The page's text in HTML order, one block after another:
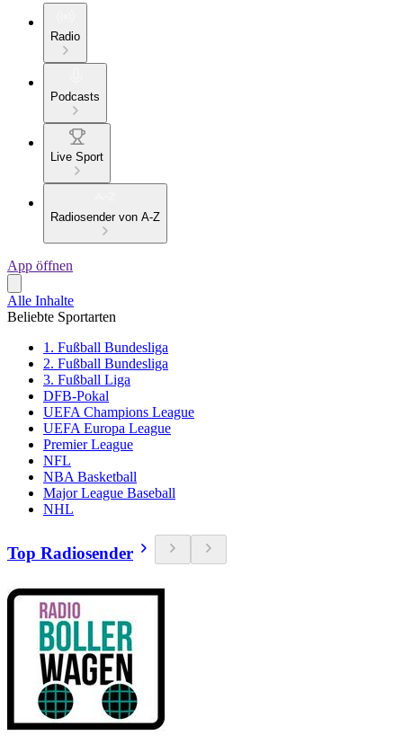
Radio
Podcasts
Live Sport
Radiosender von A-Z
App öffnen
Alle Inhalte
Beliebte Sportarten
1. Fußball Bundesliga
2. Fußball Bundesliga
3. Fußball Liga
DFB-Pokal
UEFA Champions League
UEFA Europa League
Premier League
NFL
NBA Basketball
Major League Baseball
NHL
Top Radiosender